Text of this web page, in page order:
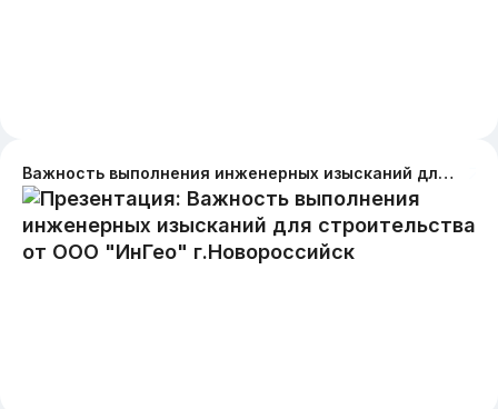
Важность выполнения инженерных изысканий для строительства от ООО "ИнГео" г.Новороссийск